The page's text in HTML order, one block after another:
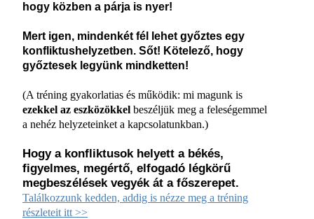
hogy közben a párja is nyer!
Mert igen, mindenkét fél lehet győztes egy
konfliktushelyzetben. Sőt! Kötelező, hogy
győztesek legyünk mindketten!
(A tréning gyakorlatias és működik: mi magunk is
ezekkel az eszközökkel beszéljük meg a feleségemmel
a nehéz helyzeteinket a kapcsolatunkban.)
Hogy a konfliktusok helyett a békés,
figyelmes, megértő, elfogadó légkörű
megbeszélések vegyék át a főszerepet.
Találkozzunk kedden, addig is nézze meg a tréning
részleteit itt >>